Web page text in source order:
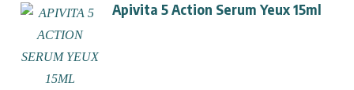
Apivita 5 Action Serum Yeux 15ml